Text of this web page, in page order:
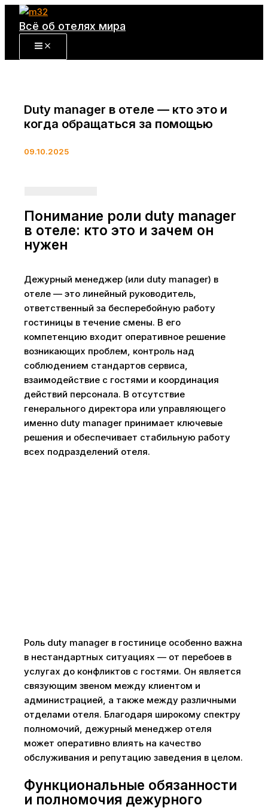
Перейти
содержимому
Всё об отелях мира
Duty manager в отеле — кто это и
когда обращаться за помощью
09.10.2025
Понимание роли duty manager
в отеле: кто это и зачем он
нужен
Дежурный менеджер (или duty manager) в
отеле — это линейный руководитель,
ответственный за бесперебойную работу
гостиницы в течение смены. В его
компетенцию входит оперативное решение
возникающих проблем, контроль над
соблюдением стандартов сервиса,
взаимодействие с гостями и координация
действий персонала. В отсутствие
генерального директора или управляющего
именно duty manager принимает ключевые
решения и обеспечивает стабильную работу
всех подразделений отеля.
Роль duty manager в гостинице особенно важна
в нестандартных ситуациях — от перебоев в
услугах до конфликтов с гостями. Он является
связующим звеном между клиентом и
администрацией, а также между различными
отделами отеля. Благодаря широкому спектру
полномочий, дежурный менеджер отеля
может оперативно влиять на качество
обслуживания и репутацию заведения в целом.
Функциональные обязанности
и полномочия дежурного